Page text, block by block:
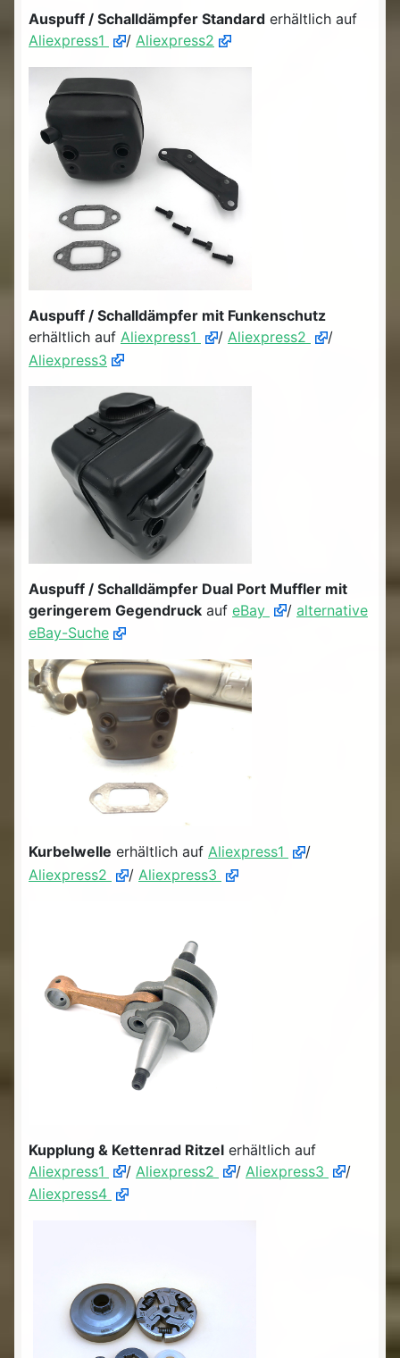
Auspuff / Schalldämpfer Standard erhältlich auf
Aliexpress1
/ Aliexpress2
Auspuff / Schalldämpfer mit Funkenschutz
erhältlich auf Aliexpress1 / Aliexpress2
/
Aliexpress3
Auspuff / Schalldämpfer Dual Port Muffler mit
geringerem Gegendruck auf eBay / alternative
eBay-Suche
Kurbelwelle erhältlich auf Aliexpress1
/
Aliexpress2
/ Aliexpress3
Kupplung & Kettenrad Ritzel erhältlich auf
Aliexpress1
/ Aliexpress2 / Aliexpress3
/
Aliexpress4